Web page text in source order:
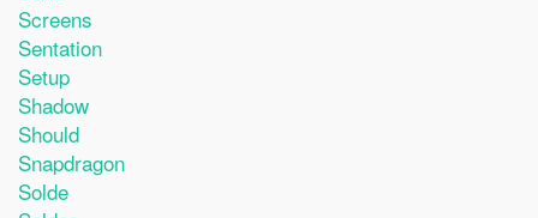
Screens
Sentation
Setup
Shadow
Should
Snapdragon
Solde